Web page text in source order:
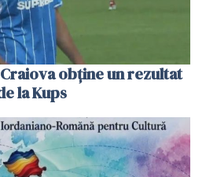
obține un rezultat
la Kups